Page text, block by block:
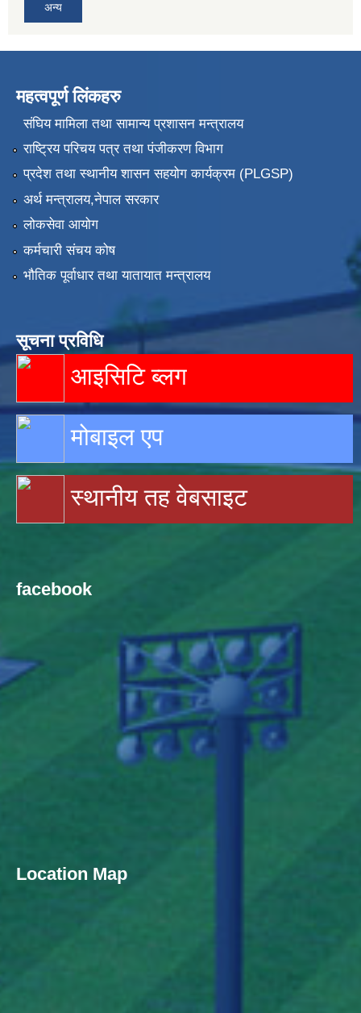
अन्य
महत्वपूर्ण लिंकहरु
संघिय मामिला तथा सामान्य प्रशासन मन्त्रालय
राष्ट्रिय परिचय पत्र तथा पंजीकरण विभाग
प्रदेश तथा स्थानीय शासन सहयोग कार्यक्रम (PLGSP)
अर्थ मन्त्रालय,नेपाल सरकार
लोकसेवा आयोग
कर्मचारी संचय कोष
भौतिक पूर्वाधार तथा यातायात मन्त्रालय
सूचना प्रविधि
आइसिटि ब्लग
मोबाइल एप
स्थानीय तह वेबसाइट
facebook
Location Map